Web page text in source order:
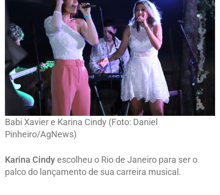
Babi Xavier e Karina Cindy (Foto: Daniel
Pinheiro/AgNews)
Karina Cindyescolheu o Rio de Janeiro para ser o
palco do lançamento de sua carreira musical.